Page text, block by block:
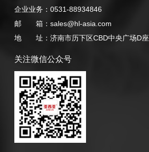
企业业务：0531-88934846
邮 箱：sales@hl-asia.com
地 址：济南市历下区CBD中央广场D座
关注微信公众号